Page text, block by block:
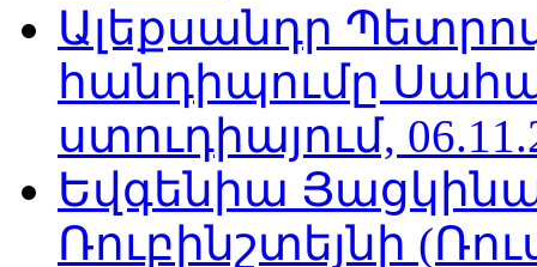
Ալեքսանդր
հանդիպումը
ստուդիայում,
Եվգենիա
Ռուբինշտեյնի